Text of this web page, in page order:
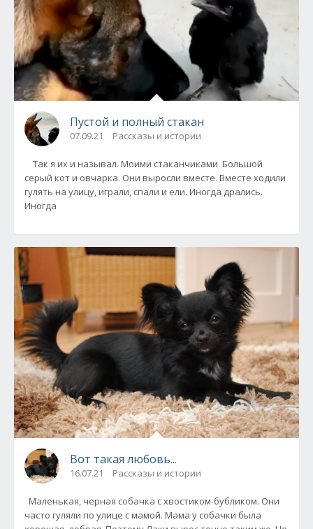
Пустой и полный стакан
07.09.21 Рассказы и истории
серый кот и овчарка. Они выросли вместе. Вместе ходили
гулять на улицу, играли, спали и ели. Иногда дрались.
Иногда
Вот такая любовь...
16.07.21 Рассказы и истории
Маленькая, черная собачка с хвостиком-бубликом. Они
часто гуляли по улице с мамой. Мама у собачки была